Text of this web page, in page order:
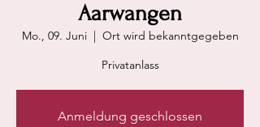
Aarwangen
Mo., 09. Juni
  |
Ort wird bekanntgegeben
Privatanlass
Anmeldung geschlossen